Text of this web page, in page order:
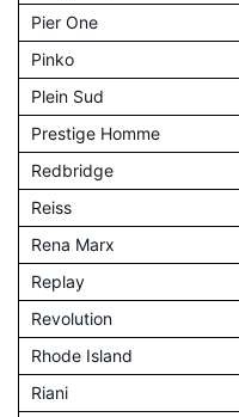
Pier One
Pinko
Plein Sud
Prestige Homme
Redbridge
Reiss
Rena Marx
Replay
Revolution
Rhode Island
Riani